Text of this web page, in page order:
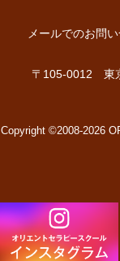
メールでのお問
〒105-0012 東
Copyright ©2008-2026